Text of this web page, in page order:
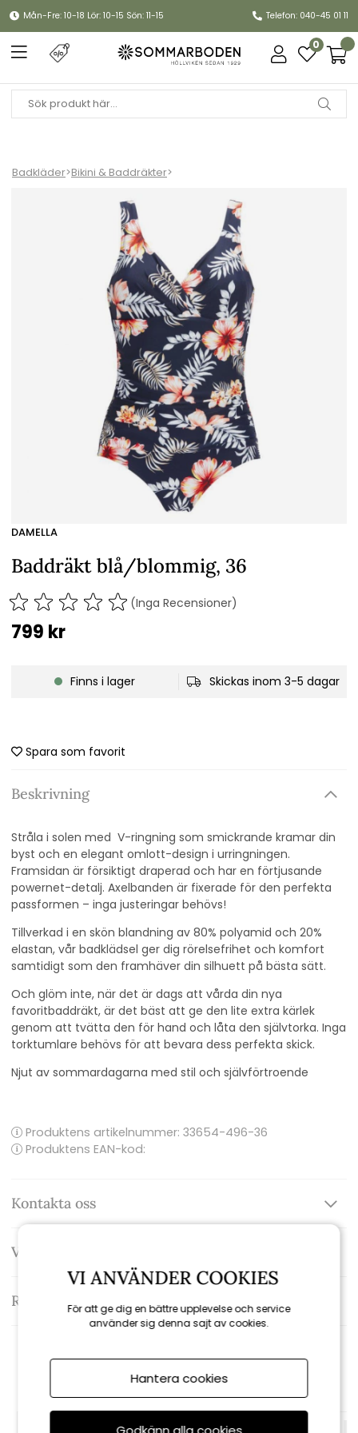
Mån-Fre: 10-18 Lör: 10-15 Sön: 11-15 Telefon: 040-45 01 11
0
Badkläder>Bikini & Baddräkter>
Baddräkt - blå/ blommig
DAMELLA
Baddräkt blå/blommig, 36
(Inga Recensioner)
799 kr
Finns i lager Skickas inom 3-5 dagar
Spara som favorit
Beskrivning
Stråla i solen med V-ringning som smickrande kramar din
byst och en elegant omlott-design i urringningen.
Framsidan är försiktigt draperad och har en förtjusande
powernet-detalj. Axelbanden är fixerade för den perfekta
passformen – inga justeringar behövs!
Tillverkad i en skön blandning av 80% polyamid och 20%
elastan, vår badklädsel ger dig rörelsefrihet och komfort
samtidigt som den framhäver din silhuett på bästa sätt.
Och glöm inte, när det är dags att vårda din nya
favoritbaddräkt, är det bäst att ge den lite extra kärlek
genom att tvätta den för hand och låta den självtorka. Inga
torktumlare behövs för att bevara dess perfekta skick.
Njut av sommardagarna med stil och självförtroende
Produktens artikelnummer: 33654-496-36
Produktens EAN-kod:
Kontakta oss
Varumärke: Damella
Recensioner
Rekommenderade tillbehör
VI ANVÄNDER COOKIES
För att ge dig en bättre upplevelse och service
använder sig denna sajt av cookies.
Hantera cookies